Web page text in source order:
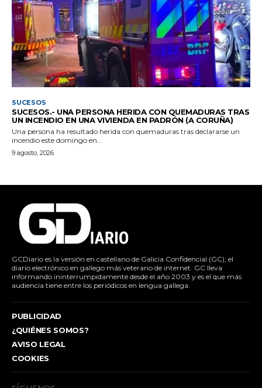
SUCESOS
SUCESOS.- UNA PERSONA HERIDA CON QUEMADURAS TRAS
UN INCENDIO EN UNA VIVIENDA EN PADRÓN (A CORUÑA)
Una persona ha resultado herida con quemaduras tras declararse un
incendio este domingo en...
9 agosto, 2026
GCDiario es la versión en castellano de Galicia Confidencial (GC), el
diario electrónico en gallego más veterano de internet. GC lleva
informando ininterrumpidamente desde el año 2003 y es el que más
audiencia tiene entre los periódicos en lengua gallega.
PUBLICIDAD
¿QUIÉNES SOMOS?
AVISO LEGAL
COOKIES